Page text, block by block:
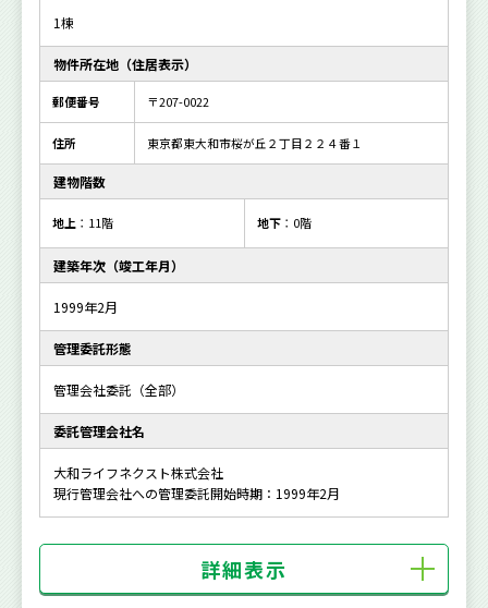
1棟
物件所在地（住居表示）
郵便番号 〒207-0022
住所 東京都東大和市桜が丘２丁目２２４番１
建物階数
地上 ：11階 地下：0階
建築年次（竣工年月）
1999年2月
管理委託形態
管理会社委託（全部）
委託管理会社名
大和ライフネクスト株式会社
現行管理会社への管理委託開始時期：1999年2月
詳細表示